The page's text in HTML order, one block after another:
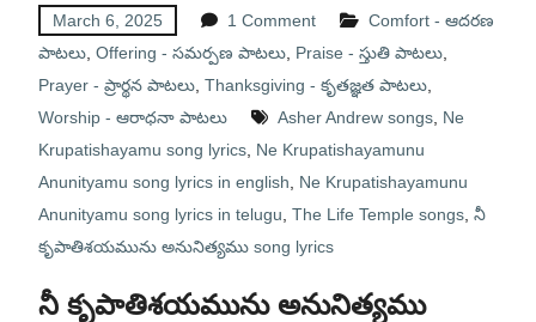
March 6, 2025 1 Comment
Comfort - ఆదరణ
పాటలు, Offering - సమర్పణ పాటలు, Praise - స్తుతి పాటలు,
Prayer - ప్రార్థన పాటలు, Thanksgiving - కృతజ్ఞత పాటలు,
Worship - ఆరాధనా పాటలు
Asher Andrew songs, Ne
Krupatishayamu song lyrics, Ne Krupatishayamunu
Anunityamu song lyrics in english
Ne Krupatishayamunu
Anunityamu song lyrics in telugu The Life Temple songs, నీ
కృపాతిశయమును అనునిత్యము song lyrics
నీ కృపాతిశయమును అనునిత్యము